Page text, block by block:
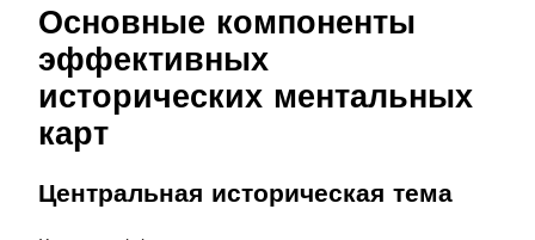
Основные компоненты
эффективных
исторических ментальных
карт
Центральная историческая тема